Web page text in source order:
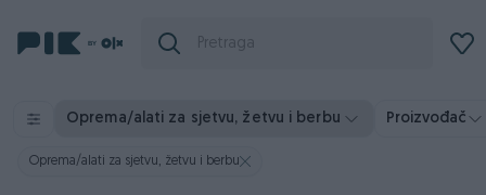
Oprema/alati za sjetvu, žetvu i berbu Proizvođač
Oprema/alati za sjetvu, žetvu i berbu